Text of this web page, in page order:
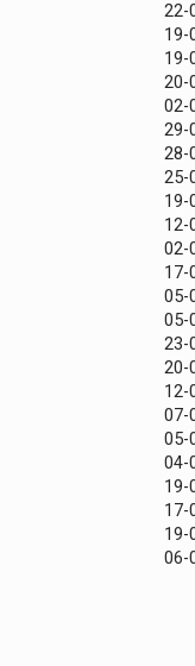
22-
19-
19-
20-
02-
29-
28-
25-
19-
12-
02-
17-
05-
05-
23-
20-
12-
07-
05-
04-
19-
17-
19-
06-